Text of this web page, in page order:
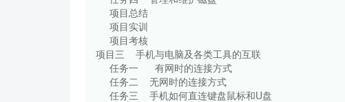
项目总结
项目实训
项目考核
项目三 手机与电脑及各类工具的互
任务一 有网时的连接方式
任务二 无网时的连接方式
任务三 手机如何直连键盘鼠标和U